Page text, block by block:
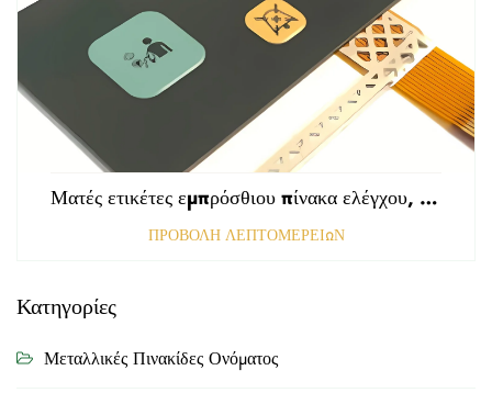
Ματές ετικέτες εμπρόσθιου πίνακα ελέγχου, τρυπημένες με αμαυρωμένη επιφάνεια, πάχους 0,25 mm, ετικέτες από πολυκαρβονικό ή PVC
ΠΡΟΒΟΛΗ ΛΕΠΤΟΜΕΡΕΙΩΝ
Κατηγορίες
Μεταλλικές Πινακίδες Ονόματος